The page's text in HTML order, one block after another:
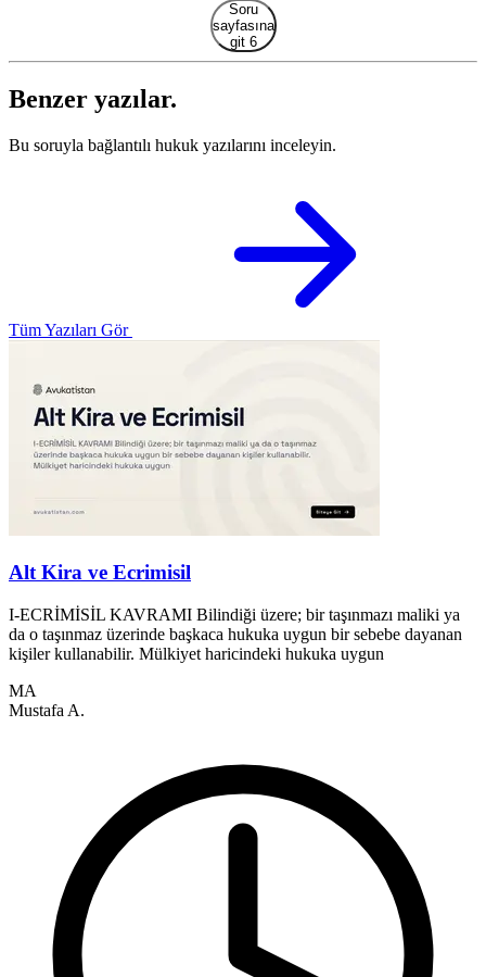
Soru
sayfasına
git 6
Benzer yazılar.
Bu soruyla bağlantılı hukuk yazılarını inceleyin.
Tüm Yazıları Gör
Alt Kira ve Ecrimisil
I-ECRİMİSİL KAVRAMI Bilindiği üzere; bir taşınmazı maliki ya
da o taşınmaz üzerinde başkaca hukuka uygun bir sebebe dayanan
kişiler kullanabilir. Mülkiyet haricindeki hukuka uygun
MA
Mustafa A.